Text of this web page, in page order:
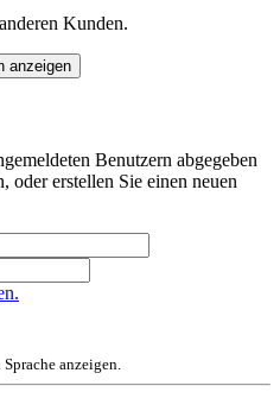
Kunden.
anzeigen
Benutzern abgegeben
oder erstellen Sie einen neuen
anzeigen.